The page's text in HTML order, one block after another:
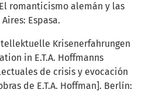
El romanticismo alemán y las
Espasa.
Krisenerfahrungen
in E.T.A. Hoffmanns
de crisis y evocación
de E.T.A. Hoffman]. Berlín: